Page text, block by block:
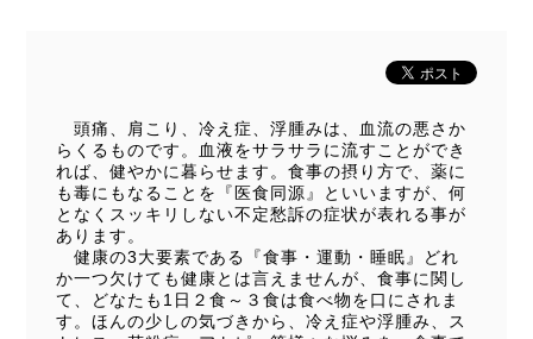
頭痛、肩こり、冷え症、浮腫みは、血流の悪さか
らくるものです。血液をサラサラに流すことができ
れば、健やかに暮らせます。食事の摂り方で、薬に
も毒にもなることを『医食同源』といいますが、何
となくスッキリしない不定愁訴の症状が表れる事が
あります。
健康の3大要素である『食事・運動・睡眠』どれ
か一つ欠けても健康とは言えませんが、食事に関し
て、どなたも1日２食～３食は食べ物を口にされま
す。ほんの少しの気づきから、冷え症や浮腫み、ス